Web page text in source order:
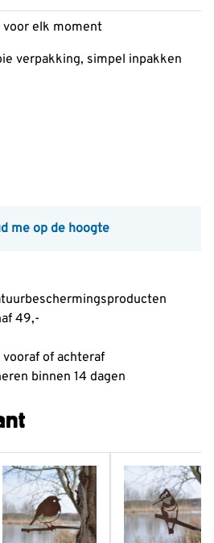
voor elk moment
verpakking, simpel inpakken
me op de hoogte
op voorraad is:
49,-
of achteraf
binnen 14 dagen